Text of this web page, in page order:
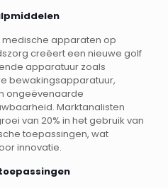
apparaten op
creëert een nieuwe golf
apparatuur zoals
bewakingsapparatuur,
ongeëvenaarde
Marktanalisten
van 20% in het gebruik van
toepassingen, wat
innovatie.